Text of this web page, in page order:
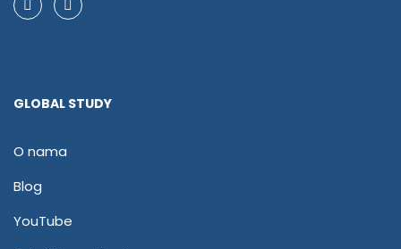
GLOBAL STUDY
O nama
Blog
YouTube